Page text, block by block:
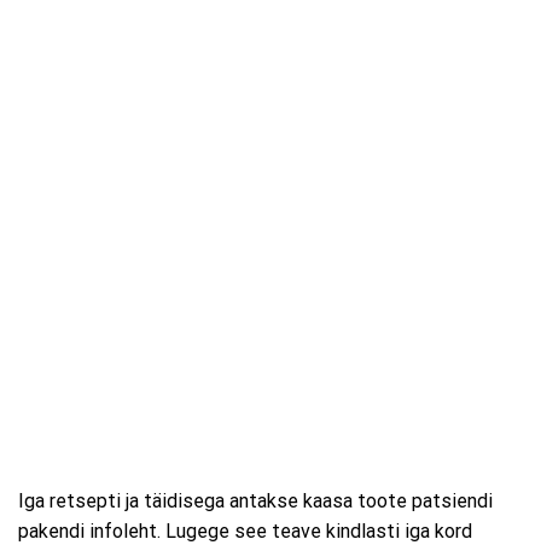
Iga retsepti ja täidisega antakse kaasa toote patsiendi
pakendi infoleht. Lugege see teave kindlasti iga kord